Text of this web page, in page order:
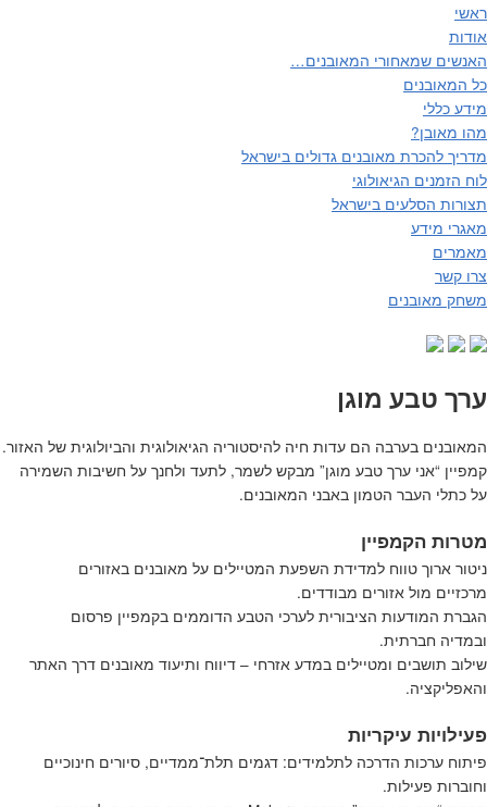
ראשי
אודות
האנשים שמאחורי המאובנים…
כל המאובנים
מידע כללי
מהו מאובן?
מדריך להכרת מאובנים גדולים בישראל
לוח הזמנים הגיאולוגי
תצורות הסלעים בישראל
מאגרי מידע
מאמרים
צרו קשר
משחק מאובנים
ערך טבע מוגן
המאובנים בערבה הם עדות חיה להיסטוריה הגיאולוגית והביולוגית של האזור.
קמפיין “אני ערך טבע מוגן” מבקש לשמר, לתעד ולחנך על חשיבות השמירה
על כתלי העבר הטמון באבני המאובנים.
מטרות הקמפיין
ניטור ארוך טווח למדידת השפעת המטיילים על מאובנים באזורים
מרכזיים מול אזורים מבודדים.
הגברת המודעות הציבורית לערכי הטבע הדוממים בקמפיין פרסום
ובמדיה חברתית.
שילוב תושבים ומטיילים במדע אזרחי – דיווח ותיעוד מאובנים דרך האתר
והאפליקציה.
פעילויות עיקריות
פיתוח ערכות הדרכה לתלמידים: דגמים תלת־ממדיים, סיורים חינוכיים
וחוברות פעילות.